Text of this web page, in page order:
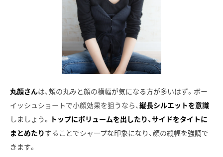
丸顔さんは、頬の丸みと顔の横幅が気になる方が多いはず。ボー
イッシュショートで小顔効果を狙うなら、 縦長シルエットを意識
しましょう。
トップにボリュームを出したり、サイドをタイトに
まとめたり することでシャープな印象になり、顔の縦幅を強調で
きます。